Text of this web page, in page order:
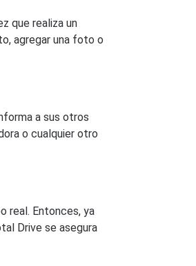
que realiza un
agregar una foto o
a sus otros
o cualquier otro
real. Entonces, ya
Drive se asegura